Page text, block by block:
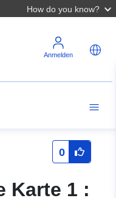
How do you know?
Anmelden
0
Karte 1 :